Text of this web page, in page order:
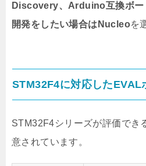
Discovery、Arduino互換ボー
開発をしたい場合はNucleoを
STM32F4に対応したEVAL
STM32F4シリーズが評価でき
意されています。